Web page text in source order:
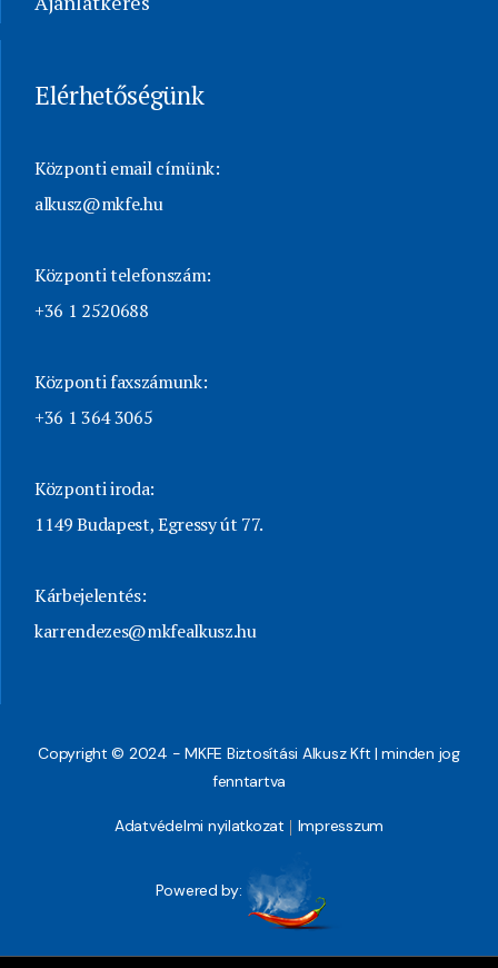
Elérhetőségünk
Központi email címünk:
alkusz@mkfe.hu
Központi telefonszám:
+36 1 2520688
Központi faxszámunk:
+36 1 364 3065
Központi iroda:
1149 Budapest, Egressy út 77.
Kárbejelentés:
karrendezes@mkfealkusz.hu
Copyright © 2024 - MKFE Biztosítási Alkusz Kft | minden jog
fenntartva
Adatvédelmi nyilatkozat Impresszum
Powered by: